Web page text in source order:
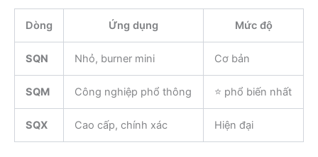
Dòng Ứng dụng Mức độ
SQN Nhỏ, burner mini Cơ bản
SQM Công nghiệp phổ thông ⭐ phổ biến nhất
SQX Cao cấp, chính xác Hiện đại